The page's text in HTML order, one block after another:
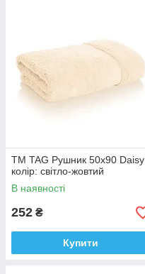
ТМ TAG Рушник 50х90 Daisy
колір: світло-жовтий
В наявності
252 ₴
Купити